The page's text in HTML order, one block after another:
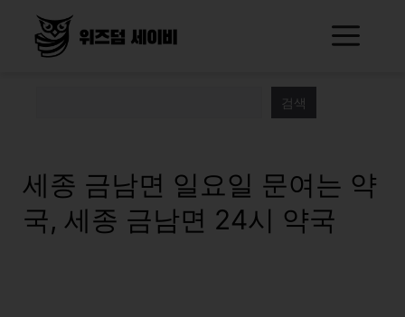
검색
세종 금남면 일요일 문여는 약
국, 세종 금남면 24시 약국